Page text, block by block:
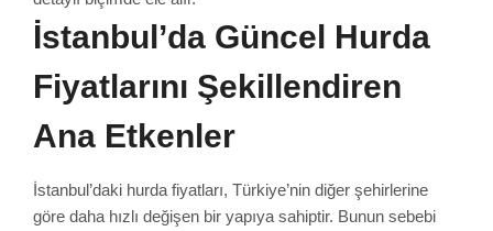
İstanbul’da Güncel Hurda
Fiyatlarını Şekillendiren
Ana Etkenler
İstanbul’daki hurda fiyatları, Türkiye’nin diğer şehirlerine
göre daha hızlı değişen bir yapıya sahiptir. Bunun sebebi